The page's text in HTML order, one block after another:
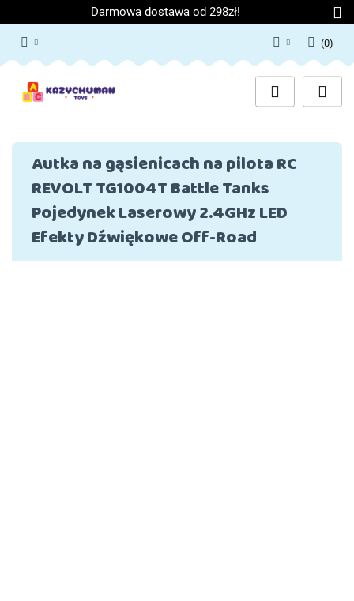
Darmowa dostawa od 298zł!
Zaloguj się
Załóż konto
Zgody cookies
(0)
Autka na gąsienicach na pilota RC
REVOLT TG1004T Battle Tanks
Pojedynek Laserowy 2.4GHz LED
Efekty Dźwiękowe Off-Road